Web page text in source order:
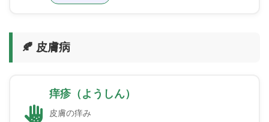
🍂 皮膚病
痒疹（ようしん）
皮膚の痒み